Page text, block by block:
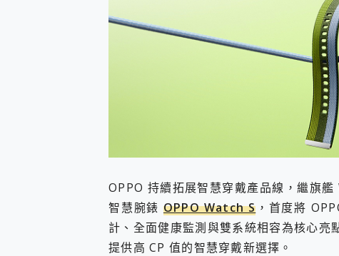
iPhone 17 系列 有認證的防
DJI Osmo Pocket 3 爽爽帶
小巧好吸不擋鏡頭 有Qi2認證
會走動的冷暖氣 SONY REON
寶可夢飛人外掛iToolab
百倍變焦實測~ vivo X200
超好用的 PLAUD NotePin
COMPUTEX 2025 來囉！
自帶線的 有線無線都能充
飛利浦 JS7310 ⚡【電急便
是螢幕也是電視! 一機超多用
您的專屬AI 助手 Yoga Slim 7
realme 14 Pro 超硬軍規、冰
iPhone、Apple Watch、
動靜皆宜「HUAWEI FreeArc
好玩好拍 vivo V50 ~ 口袋裡的
OPPO 持續拓展智慧穿戴產品線，繼旗
智慧腕錶 OPPO Watch S ，首度將
計、全面健康監測與雙系統相容為核心亮
提供高 CP 值的智慧穿戴新選擇。